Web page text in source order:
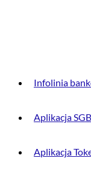
Infolinia
Aplikacja
Aplikacja